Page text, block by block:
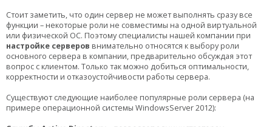
Стоит заметить, что один сервер не может выполнять сразу все
функции – некоторые роли не совместимы на одной виртуальной
или физической ОС. Поэтому специалисты нашей компании при
настройке серверов внимательно относятся к выбору роли
основного сервера в компании, предварительно обсуждая этот
вопрос с клиентом. Только так можно добиться оптимальности,
корректности и отказоустойчивости работы сервера.
Существуют следующие наиболее популярные роли сервера (на
примере операционной системы WindowsServer2012):